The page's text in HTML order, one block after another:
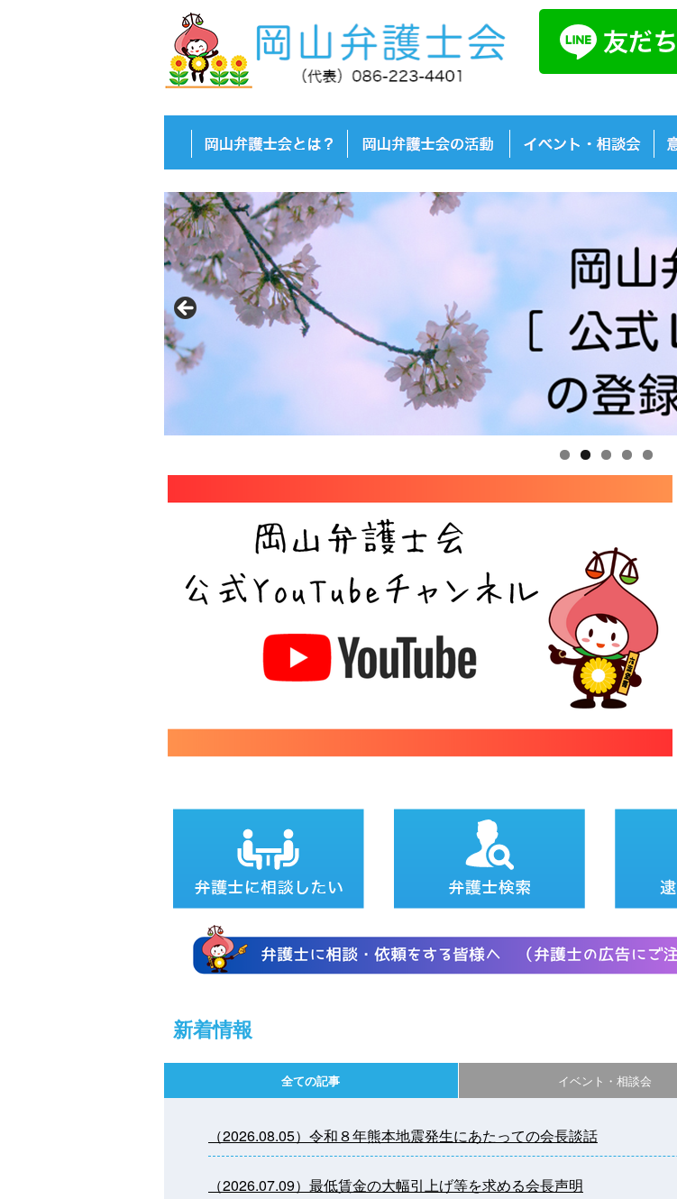
新着情報
全ての記事
（2026.08.05）令和８年熊本地震発生にあたっての会長談話
（2026.07.09）最低賃金の大幅引上げ等を求める会長声明
イベント・相談会